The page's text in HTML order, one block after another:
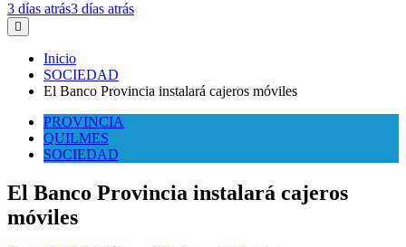
3 días atrás3 días atrás
Inicio
SOCIEDAD
El Banco Provincia instalará cajeros móviles
PROVINCIA
QUILMES
SOCIEDAD
El Banco Provincia instalará cajeros
móviles